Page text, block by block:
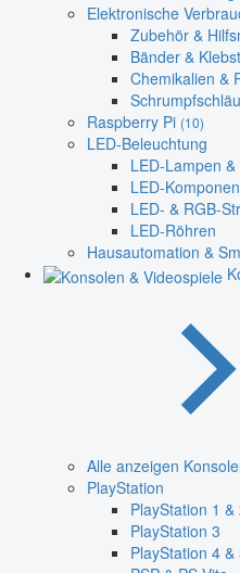
Elektronische
Zubehör &
Bänder &
Chemikalien &
Raspberry Pi (10)
LED-Beleuchtung
LED-Lampen
LED-
LED- & RGB-
LED-Röhren
Hausautomation &
Alle anzeigen
PlayStation
PlayStation 1 &
PlayStation 3
PlayStation 4 &